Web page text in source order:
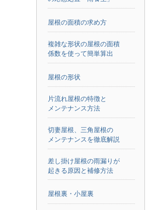
屋根の面積の求め方
複雑な形状の屋根の面積
係数を使って簡単算出
屋根の形状
片流れ屋根の特徴と
メンテナンス方法
切妻屋根、三角屋根の
メンテナンスを徹底解説
差し掛け屋根の雨漏りが
起きる原因と補修方法
屋根裏・小屋裏